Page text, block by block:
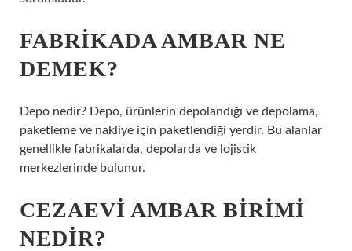
FABRIKADA AMBAR NE
DEMEK?
Depo nedir? Depo, ürünlerin depolandığı ve depolama,
paketleme ve nakliye için paketlendiği yerdir. Bu alanlar
genellikle fabrikalarda, depolarda ve lojistik
merkezlerinde bulunur.
CEZAEVI AMBAR BIRIMI
NEDIR?